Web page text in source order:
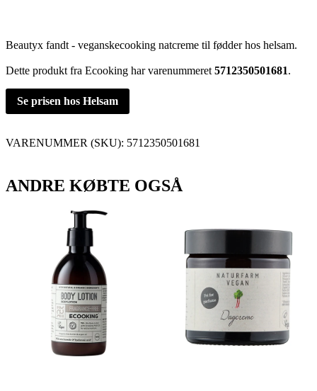
Beautyx fandt - veganskecooking natcreme til fødder hos helsam.
Dette produkt fra Ecooking har varenummeret 5712350501681.
Se prisen hos Helsam
VARENUMMER (SKU): 5712350501681
ANDRE KØBTE OGSÅ